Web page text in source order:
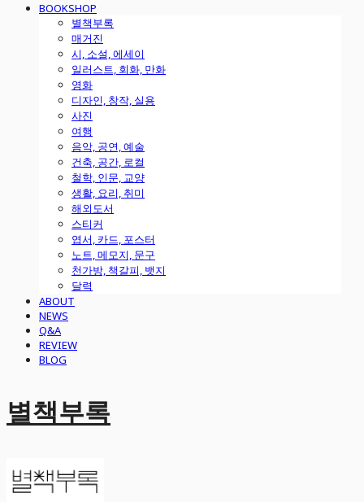
BOOKSHOP
별책부록
매거진
시, 소설, 에세이
일러스트, 회화, 만화
영화
디자인, 창작, 실용
사진
여행
음악, 공연, 예술
건축, 공간, 로컬
철학, 인문, 교양
생활, 요리, 취미
해외도서
스티커
엽서, 카드, 포스터
노트, 메모지, 문구
천가방, 책갈피, 뱃지
달력
ABOUT
NEWS
Q&A
REVIEW
BLOG
별책부록